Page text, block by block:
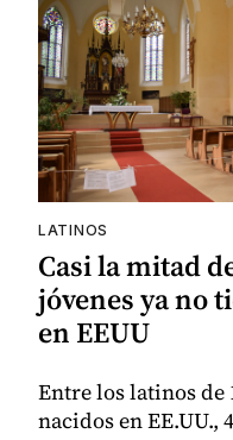
LATINOS
Casi la mitad
jóvenes ya no
en EEUU
Entre los latinos de
nacidos en EE.UU.,